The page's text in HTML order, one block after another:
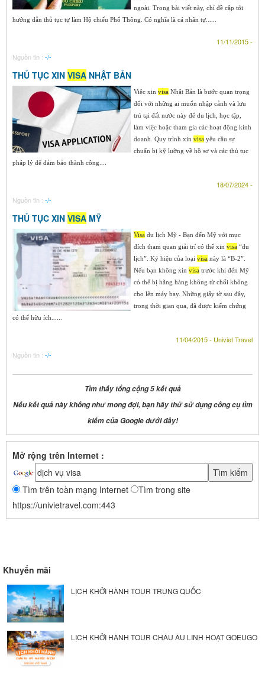
ngoài. Trong bài viết này, chỉ đề cập tới
hướng dẫn thủ tục tự làm Hộ chiếu Phổ Thông. Có nghĩa là cá nhân tự......
11/11/2015 -
Nguồn tin : -/-
THỦ TỤC XIN VISA NHẬT BẢN
Việc xin visa Nhật Bản là bước quan trọng
đối với những ai muốn nhập cảnh và lưu
trú tại đất nước này để du lịch, học tập,
làm việc hoặc tham gia các hoạt động kinh
doanh. Quy trình xin visa yêu cầu sự
chuẩn bị kỹ lưỡng về hồ sơ và các thủ tục
pháp lý để đảm bảo thành công....
18/07/2024 -
Nguồn tin : -/-
THỦ TỤC XIN VISA MỸ
Visa du lịch Mỹ - Bạn đến Mỹ với mục
đích tham quan giải trí có thể xin visa “du
lịch”. Ký hiệu của loại visa này là “B-2”.
Nếu bạn không xin visa trước khi đến Mỹ
có thể bị hãng hàng không từ chối không
cho lên máy bay. Những giấy tờ sau đây,
trong thời gian qua, đã được kiểm chứng
có thể hữu ích......
11/04/2015 - Univiet Travel
Nguồn tin : -/-
Tìm thấy tổng cộng 5 kết quả
Nếu kết quả này không như mong đợi, bạn hãy thử sử dụng công cụ tìm
kiếm của Google dưới đây!
Mở rộng trên Internet :
Tìm trên toàn mạng Internet
Tìm trong site
https://univietravel.com:443
Khuyến mãi
LỊCH KHỞI HÀNH TOUR TRUNG QUỐC
LỊCH KHỞI HÀNH TOUR CHÂU ÂU LINH HOẠT GOEUGO